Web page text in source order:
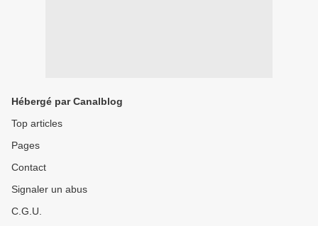
Hébergé par Canalblog
Top articles
Pages
Contact
Signaler un abus
C.G.U.